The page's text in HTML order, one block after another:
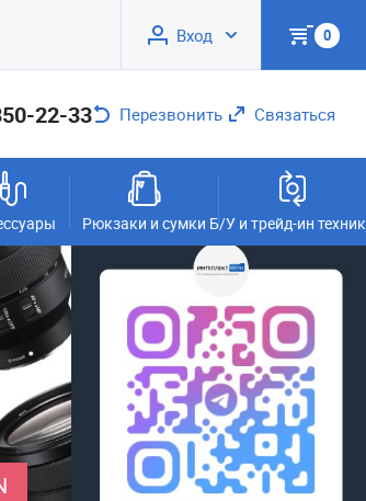
Вход 0
22-33 Перезвонить Связаться
Рюкзаки и сумки Б/У и трейд-ин